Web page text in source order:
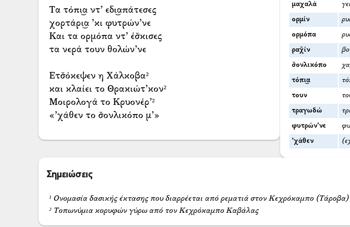
Τα τόπι͜α ντ’ εδι͜απάτεσες
χορτάρι͜α ’κι φυτρών’νε
Και τα ορμόπα ντ’ έσ̌κισες
τα νερά τουν θολών’νε
Ετσ̌όκεψεν η Χάλκοβα²
και κλαίει το Θρακιώτ’κον²
Μοιρολογά το Κρυονέρ’²
«’χάθεν το σ̌ονλικόπο μ’»
μαχαλά
ορμίν
ορμόπα
ραχ̌ίν
σ̌ονλικόπο
τόπι͜α
τουν
τραγωδώ
φυτρών’νε
’χάθεν
Σημειώσεις
¹ Ονομασία δασικής έκτασης που διαρρέεται από ρεματιά στον Κεχρόκαμπο
² Τοπωνύμια κορυφών γύρω από τον Κεχρόκαμπο Καβάλας